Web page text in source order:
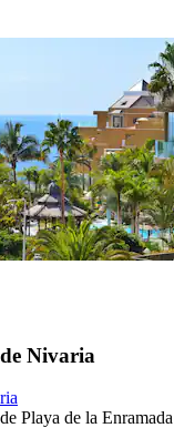
Nivaria
Playa de la Enramada